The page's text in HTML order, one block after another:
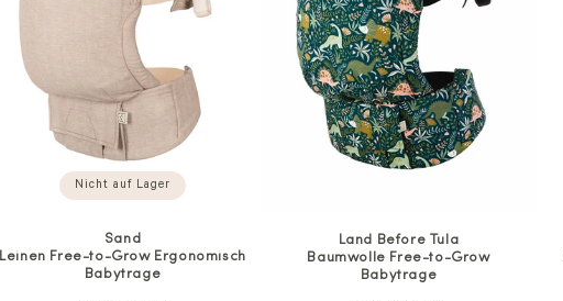
Nicht auf Lager
Sand
Leinen Free-to-Grow Ergonomisch
Babytrage
Land Before Tula
Baumwolle Free-to-Grow
Babytrage